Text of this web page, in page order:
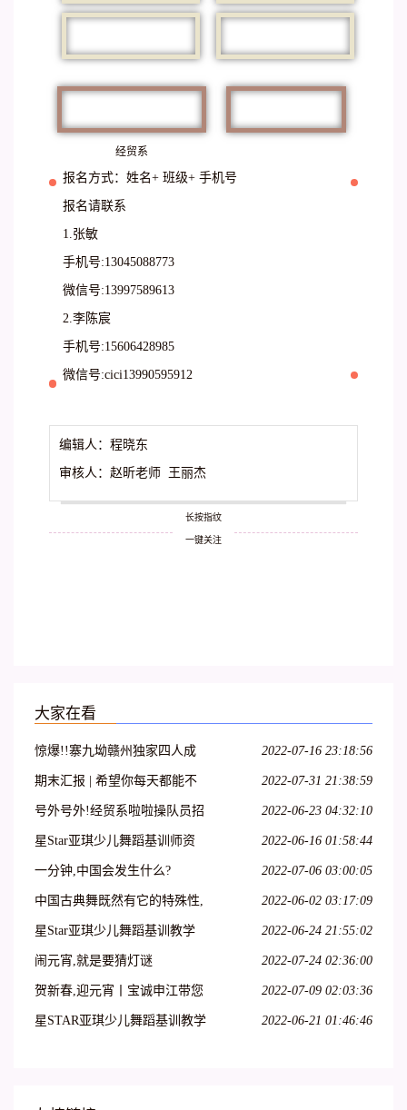
经贸系
报名方式：姓名+ 班级+ 手机号
报名请联系
1.张敏
手机号:13045088773
微信号:13997589613
2.李陈宸
手机号:15606428985
微信号:cici13990595912
编辑人：程晓东
审核人：赵昕老师 王丽杰
长按指纹
一键关注
大家在看
惊爆!!寨九坳赣州独家四人成
团天天发!!!
2022-07-16 23:18:56
期末汇报 | 希望你每天都能不
愧芳华地起舞
2022-07-31 21:38:59
号外号外!经贸系啦啦操队员招
募开始啦!
2022-06-23 04:32:10
星Star亚琪少儿舞蹈基训师资
班在吕梁爱艺开课啦!
2022-06-16 01:58:44
一分钟,中国会发生什么? 2022-07-06 03:00:05
中国古典舞既然有它的特殊性,
那么,古典舞演员就必须具备表
2022-06-02 03:17:09
星Star亚琪少儿舞蹈基训教学
法师资班第二十七期—呼和浩
2022-06-24 21:55:02
闹元宵,就是要猜灯谜 2022-07-24 02:36:00
贺新春,迎元宵丨宝诚申江带您
一起猜灯谜
2022-07-09 02:03:36
星STAR亚琪少儿舞蹈基训教学
2022-06-21 01:46:46